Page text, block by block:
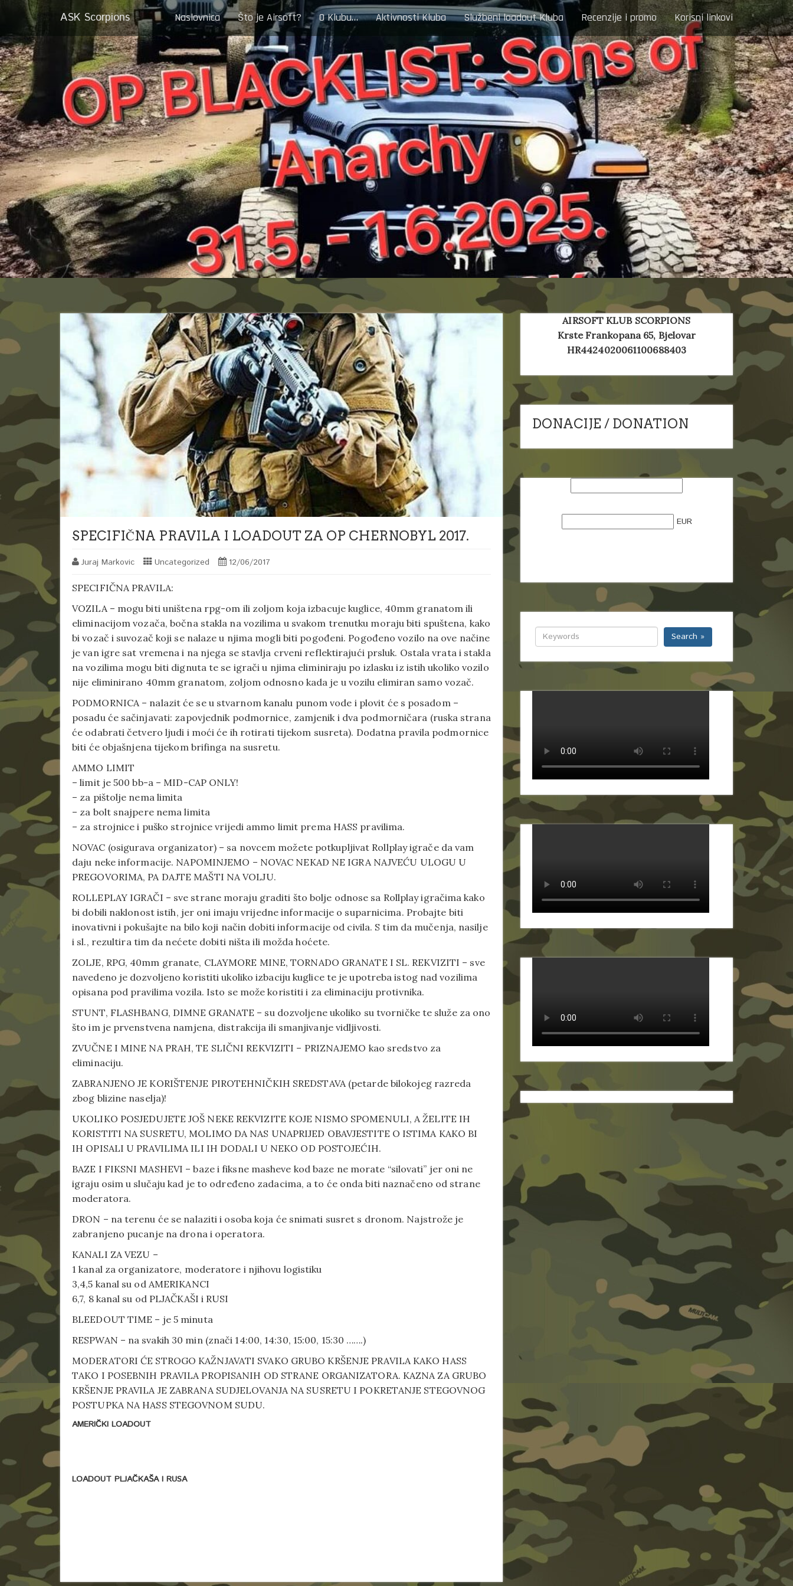
ASK Scorpions Naslovnica Što je Airsoft? O Klubu… Aktivnosti Kluba Službeni loadout Kluba Recenzije i promo Korisni linkovi
SPECIFIČNA PRAVILA I LOADOUT ZA OP CHERNOBYL 2017.
Juraj Markovic Uncategorized 12/06/2017
SPECIFIČNA PRAVILA:
VOZILA – mogu biti uništena rpg-om ili zoljom koja izbacuje kuglice, 40mm granatom ili
eliminacijom vozača, bočna stakla na vozilima u svakom trenutku moraju biti spuštena, kako
bi vozač i suvozač koji se nalaze u njima mogli biti pogođeni. Pogođeno vozilo na ove načine
je van igre sat vremena i na njega se stavlja crveni reflektirajući prsluk. Ostala vrata i stakla
na vozilima mogu biti dignuta te se igrači u njima eliminiraju po izlasku iz istih ukoliko vozilo
nije eliminirano 40mm granatom, zoljom odnosno kada je u vozilu elimiran samo vozač.
PODMORNICA – nalazit će se u stvarnom kanalu punom vode i plovit će s posadom –
posadu će sačinjavati: zapovjednik podmornice, zamjenik i dva podmorničara (ruska strana
će odabrati četvero ljudi i moći će ih rotirati tijekom susreta). Dodatna pravila podmornice
biti će objašnjena tijekom brifinga na susretu.
AMMO LIMIT
– limit je 500 bb-a – MID-CAP ONLY!
– za pištolje nema limita
– za bolt snajpere nema limita
– za strojnice i puško strojnice vrijedi ammo limit prema HASS pravilima.
NOVAC (osigurava organizator) – sa novcem možete potkupljivat Rollplay igrače da vam
daju neke informacije. NAPOMINJEMO – NOVAC NEKAD NE IGRA NAJVEĆU ULOGU U
PREGOVORIMA, PA DAJTE MAŠTI NA VOLJU.
ROLLEPLAY IGRAČI – sve strane moraju graditi što bolje odnose sa Rollplay igračima kako
bi dobili naklonost istih, jer oni imaju vrijedne informacije o suparnicima. Probajte biti
inovativni i pokušajte na bilo koji način dobiti informacije od civila. S tim da mučenja, nasilje
i sl., rezultira tim da nećete dobiti ništa ili možda hoćete.
ZOLJE, RPG, 40mm granate, CLAYMORE MINE, TORNADO GRANATE I SL. REKVIZITI – sve
navedeno je dozvoljeno koristiti ukoliko izbaciju kuglice te je upotreba istog nad vozilima
opisana pod pravilima vozila. Isto se može koristiti i za eliminaciju protivnika.
STUNT, FLASHBANG, DIMNE GRANATE – su dozvoljene ukoliko su tvorničke te služe za ono
što im je prvenstvena namjena, distrakcija ili smanjivanje vidljivosti.
ZVUČNE I MINE NA PRAH, TE SLIČNI REKVIZITI – PRIZNAJEMO kao sredstvo za
eliminaciju.
ZABRANJENO JE KORIŠTENJE PIROTEHNIČKIH SREDSTAVA (petarde bilokojeg razreda
zbog blizine naselja)!
UKOLIKO POSJEDUJETE JOŠ NEKE REKVIZITE KOJE NISMO SPOMENULI, A ŽELITE IH
KORISTITI NA SUSRETU, MOLIMO DA NAS UNAPRIJED OBAVJESTITE O ISTIMA KAKO BI
IH OPISALI U PRAVILIMA ILI IH DODALI U NEKO OD POSTOJEĆIH.
BAZE I FIKSNI MASHEVI – baze i fiksne masheve kod baze ne morate “silovati” jer oni ne
igraju osim u slučaju kad je to određeno zadacima, a to će onda biti naznačeno od strane
moderatora.
DRON – na terenu će se nalaziti i osoba koja će snimati susret s dronom. Najstrože je
zabranjeno pucanje na drona i operatora.
KANALI ZA VEZU –
1 kanal za organizatore, moderatore i njihovu logistiku
3,4,5 kanal su od AMERIKANCI
6,7, 8 kanal su od PLJAČKAŠI i RUSI
BLEEDOUT TIME – je 5 minuta
RESPWAN – na svakih 30 min (znači 14:00, 14:30, 15:00, 15:30 …….)
MODERATORI ĆE STROGO KAŽNJAVATI SVAKO GRUBO KRŠENJE PRAVILA KAKO HASS
TAKO I POSEBNIH PRAVILA PROPISANIH OD STRANE ORGANIZATORA. KAZNA ZA GRUBO
KRŠENJE PRAVILA JE ZABRANA SUDJELOVANJA NA SUSRETU I POKRETANJE STEGOVNOG
POSTUPKA NA HASS STEGOVNOM SUDU.
AMERIČKI LOADOUT
LOADOUT PLJAČKAŠA I RUSA
AIRSOFT KLUB SCORPIONS
Krste Frankopana 65, Bjelovar
HR4424020061100688403
DONACIJE / DONATION
EUR
Search »